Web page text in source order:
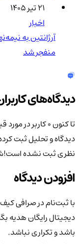
۲۱ تیر ۱۴۰۵
اخبار
منفجر شد
دیدگاه‌های کاربران
تا کنون 0 کاربر در مورد
دیدگاه و تحلیل ثبت کرده
نظری ثبت نشده است!
افزودن دیدگاه
با ثبت‌نام در صرافی
باشد و تکراری نباشد.